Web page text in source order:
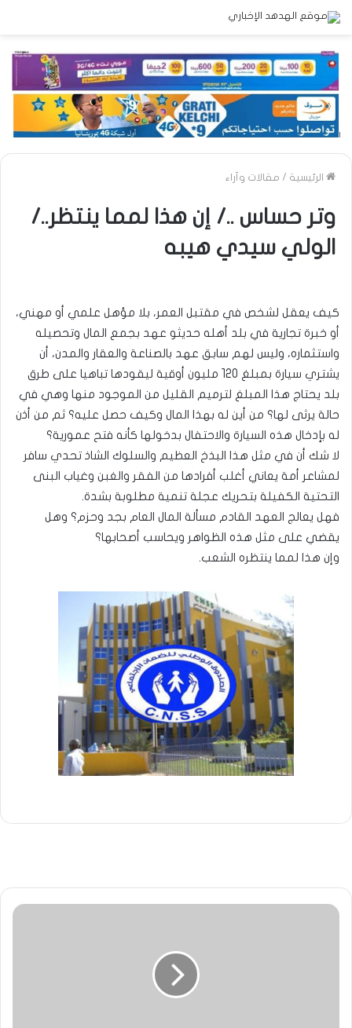
الرئيسية / مقالات وآراء
وتر حساس ../ إن هذا لمما ينتظر../
الولي سيدي هيبه
كيف يعقل لشخص في مقتبل العمر، بلا مؤهل علمي أو مهني،
أو خبرة تجارية في بلد أهله حديثو عهد بجمع المال وتحصيله
واستثماره، وليس لهم سابق عهد بالصناعة والعقار والمدن، أن
يشتري سيارة بمبلغ 120 مليون أوقية ليقودها تباهيا على طرق
بلد يحتاج هذا المبلغ لترميم القليل من الموجود منها وهي في
حالة يرثى لها؟ من أين له بهذا المال وكيف حصل عليه؟ ثم من أذن
له بإدخال هذه السيارة والاحتفال بدخولها كأنه فتح عمورية؟
لا شك أن في مثل هذا البذخ العظيم والسلوك الشاذ تحدي سافر
لمشاعر أمة يعاني أغلب أفرادها من الفقر والغبن وغياب البنى
التحتية الكفيلة بتحريك عجلة تنمية مطلوبة بشدة.
فهل يعالج العهد القادم مسألة المال العام بجد وحزم؟ وهل
يقضي على مثل هذه الظواهر ويحاسب أصحابها؟
وإن هذا لمما ينتظره الشعب.